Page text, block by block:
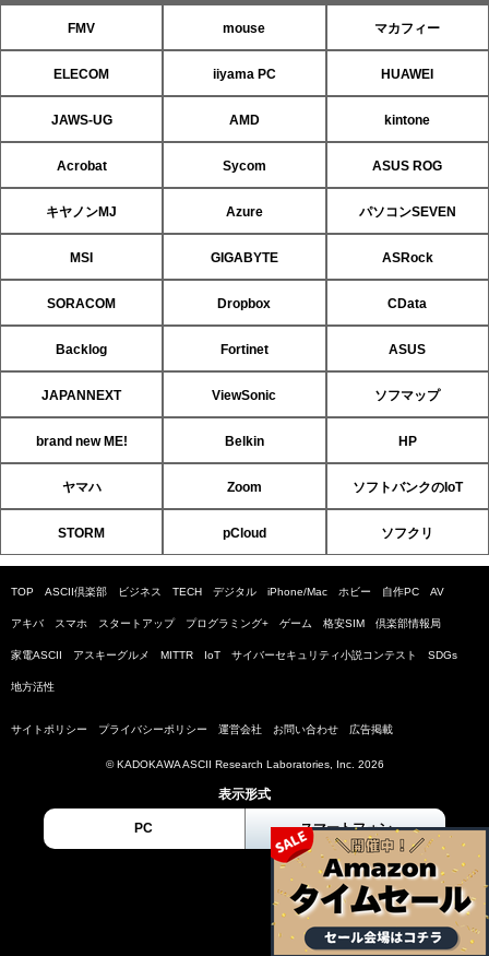
FMV mouse マカフィー
ELECOM iiyama PC HUAWEI
JAWS-UG AMD kintone
Acrobat Sycom ASUS ROG
キヤノンMJ Azure パソコンSEVEN
MSI GIGABYTE ASRock
SORACOM Dropbox CData
Backlog Fortinet ASUS
JAPANNEXT ViewSonic ソフマップ
brand new ME! Belkin HP
ヤマハ Zoom ソフトバンクのIoT
STORM pCloud ソフクリ
TOP ASCII倶楽部 ビジネス TECH デジタル iPhone/Mac ホビー 自作PC AV
アキバ スマホ スタートアップ プログラミング+ ゲーム 格安SIM 倶楽部情報局
家電ASCII アスキーグルメ MITTR IoT サイバーセキュリティ小説コンテスト SDGs
地方活性
サイトポリシー プライバシーポリシー 運営会社 お問い合わせ 広告掲載
© KADOKAWA ASCII Research Laboratories, Inc. 2026
表示形式
PC スマートフォン